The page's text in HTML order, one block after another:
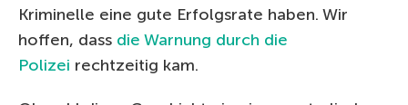
Kriminelle eine gute Erfolgsrate haben. Wir
hoffen, dass die Warnung durch die
Polizei rechtzeitig kam.